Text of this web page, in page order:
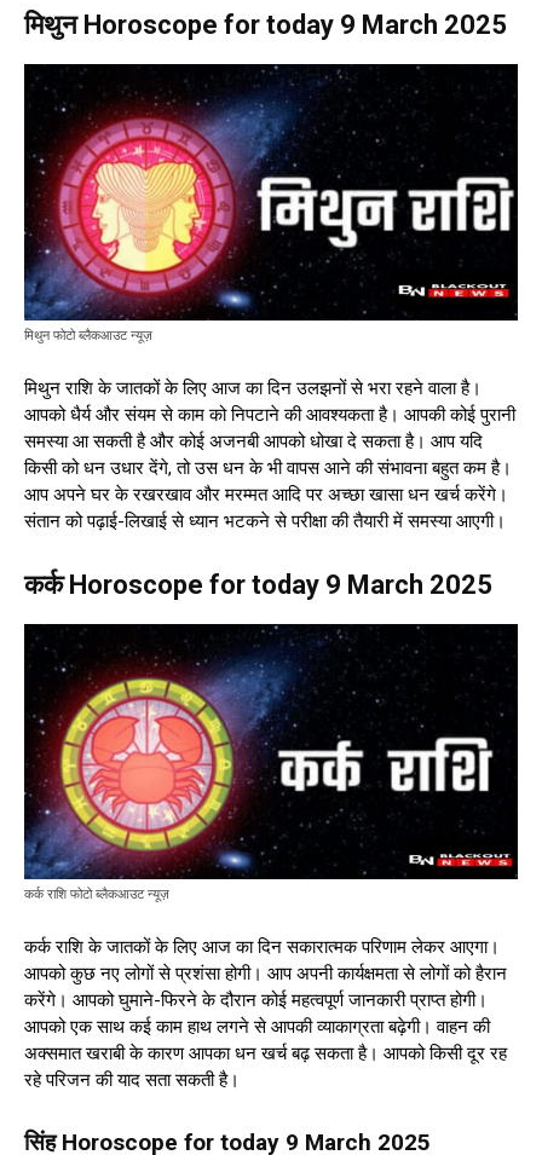
मिथुन Horoscope for today 9 March 2025
मिथुन फोटो ब्लैकआउट न्यूज़
मिथुन राशि के जातकों के लिए आज का दिन उलझनों से भरा रहने वाला है।
आपको धैर्य और संयम से काम को निपटाने की आवश्यकता है। आपकी कोई पुरानी
समस्या आ सकती है और कोई अजनबी आपको धोखा दे सकता है। आप यदि
किसी को धन उधार देंगे, तो उस धन के भी वापस आने की संभावना बहुत कम है।
आप अपने घर के रखरखाव और मरम्मत आदि पर अच्छा खासा धन खर्च करेंगे।
संतान को पढ़ाई-लिखाई से ध्यान भटकने से परीक्षा की तैयारी में समस्या आएगी।
कर्क Horoscope for today 9 March 2025
कर्क राशि फोटो ब्लैकआउट न्यूज़
कर्क राशि के जातकों के लिए आज का दिन सकारात्मक परिणाम लेकर आएगा।
आपको कुछ नए लोगों से प्रशंसा होगी। आप अपनी कार्यक्षमता से लोगों को हैरान
करेंगे। आपको घुमाने-फिरने के दौरान कोई महत्वपूर्ण जानकारी प्राप्त होगी।
आपको एक साथ कई काम हाथ लगने से आपकी व्याकाग्रता बढ़ेगी। वाहन की
अक्समात खराबी के कारण आपका धन खर्च बढ़ सकता है। आपको किसी दूर रह
रहे परिजन की याद सता सकती है।
सिंह Horoscope for today 9 March 2025